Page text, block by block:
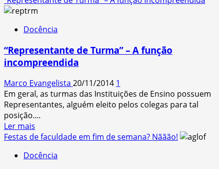
que
vem
de
novo?”
about
“turminha
Docência
“Representante de Turma” – A função
incompreendida
Marco Evangelista 20/11/2014 1
Em geral, as turmas das Instituições de Ensino possuem
Representantes, alguém eleito pelos colegas para tal
posição....
Ler mais
more
“Representante
Festas de faculdade em fim de semana? Nããão!
Docência